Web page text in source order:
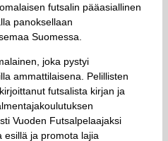
futsalin pääasiallinen
panoksellaan
Suomessa.
joka pystyi
ammattilaisena. Pelillisten
futsalista kirjan ja
Vuoden Futsalpelaajaksi
esillä ja promota lajia